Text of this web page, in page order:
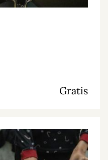
Gratis